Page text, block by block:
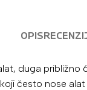
OPIS
alat, duga
često nose